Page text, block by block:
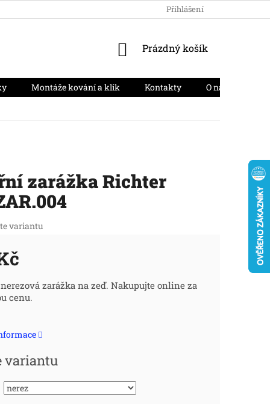
PODMÍNKY OCHRANY OSOBNÍCH
Přihlášení
NÁKUPNÍ
Prázdný košík
Montáže kování a klik Kontakty O nás
zarážka Richter
variantu
zarážka na zeď. Nakupujte online za
cenu.
variantu